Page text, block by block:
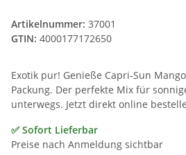
Artikelnummer: 37001
GTIN: 4000177172650
Exotik pur! Genieße Capri-Sun
Packung. Der perfekte Mix für
unterwegs. Jetzt direkt online
✅ Sofort Lieferbar
Preise nach Anmeldung sichtbar